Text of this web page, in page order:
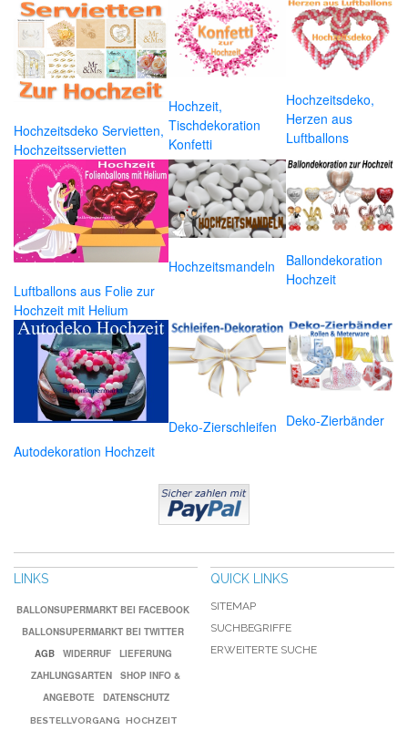
Hochzeitsdeko Servietten,
Hochzeitsservietten
Hochzeit,
Tischdekoration
Konfetti
Hochzeitsdeko,
Herzen aus
Luftballons
Luftballons aus Folie zur
Hochzeit mit Helium
Hochzeitsmandeln
Ballondekoration
Hochzeit
Autodekoration Hochzeit
Deko-Zierschleifen Deko-Zierbänder
LINKS
BALLONSUPERMARKT BEI FACEBOOK
BALLONSUPERMARKT BEI TWITTER
AGB
WIDERRUF
LIEFERUNG
ZAHLUNGSARTEN
SHOP INFO &
ANGEBOTE
DATENSCHUTZ
BESTELLVORGANG
HOCHZEIT
QUICK LINKS
SITEMAP
SUCHBEGRIFFE
ERWEITERTE SUCHE